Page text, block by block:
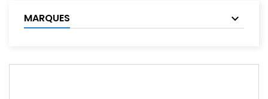
MARQUES